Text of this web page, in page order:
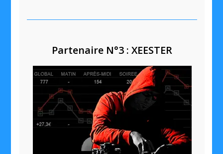
Partenaire N°3 : XEESTER